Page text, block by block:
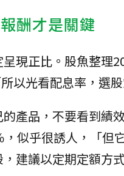
酬才是關鍵
現正比。股魚整理
以光看配息率，選股
產品，不要看到績
似乎很誘人，「但
建議以定期定額方